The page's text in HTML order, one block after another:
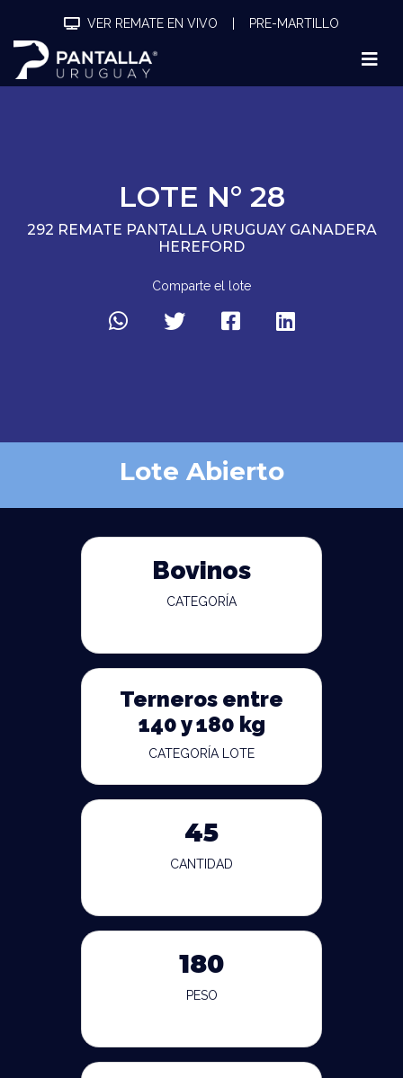
VER REMATE EN VIVO PRE-MARTILLO
LOTE N° 28
292 REMATE PANTALLA URUGUAY GANADERA
HEREFORD
Comparte el lote
Lote Abierto
Bovinos
CATEGORÍA
Terneros entre
140 y 180 kg
CATEGORÍA LOTE
45
CANTIDAD
180
PESO